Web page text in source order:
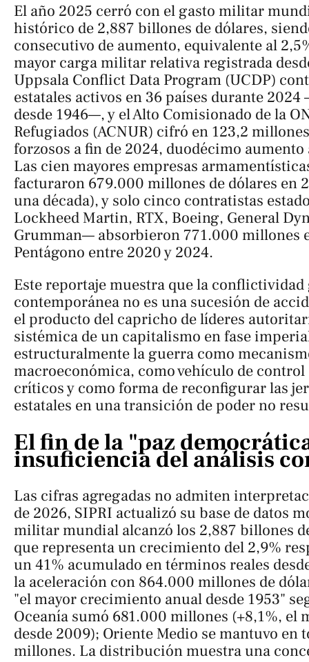
El año 2025 cerró con el gasto militar
histórico de 2,887 billones de dólares,
consecutivo de aumento, equivalente al
mayor carga militar relativa registrada
Uppsala Conflict Data Program (UCDP)
estatales activos en 36 países durante
desde 1946—, y el Alto Comisionado de la
Refugiados (ACNUR) cifró en 123,2
forzosos a fin de 2024, duodécimo
Las cien mayores empresas
facturaron 679.000 millones de dólares en
una década), y solo cinco contratistas
Lockheed Martin, RTX, Boeing, General
Grumman— absorbieron 771.000 millones
Pentágono entre 2020 y 2024.
Este reportaje muestra que la conflictividad
contemporánea no es una sucesión de
el producto del capricho de líderes
sistémica de un capitalismo en fase
estructuralmente la guerra como
macroeconómica, como vehículo de
críticos y como forma de reconfigurar las
estatales en una transición de poder no
El fin de la "paz
insuficiencia del análisis
Las cifras agregadas no admiten
de 2026, SIPRI actualizó su base de datos
militar mundial alcanzó los 2,887 billones
que representa un crecimiento del 2,9%
un 41% acumulado en términos reales
la aceleración con 864.000 millones de
"el mayor crecimiento anual desde 1953"
Oceanía sumó 681.000 millones (+8,1%, el
desde 2009); Oriente Medio se mantuvo en
millones. La distribución muestra una